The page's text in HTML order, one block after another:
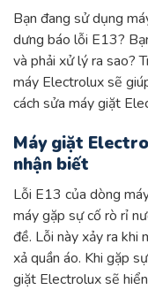
Bạn đang sử dụng
dưng báo lỗi E13?
và phải xử lý ra sao?
máy Electrolux sẽ
cách sửa máy giặt
Máy giặt
nhận biết
Lỗi E13 của dòng
máy gặp sự cố rò rỉ
đề. Lỗi này xảy ra khi
xả quần áo. Khi gặp
giặt Electrolux sẽ